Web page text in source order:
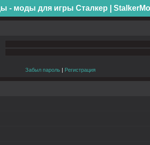
- моды для игры Сталкер |
Забыл пароль | Регистрация